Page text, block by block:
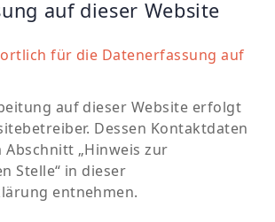
auf dieser Website
für die Datenerfassung auf
auf dieser Website erfolgt
Dessen Kontaktdaten
Abschnitt „Hinweis zur
Stelle“ in dieser
entnehmen.